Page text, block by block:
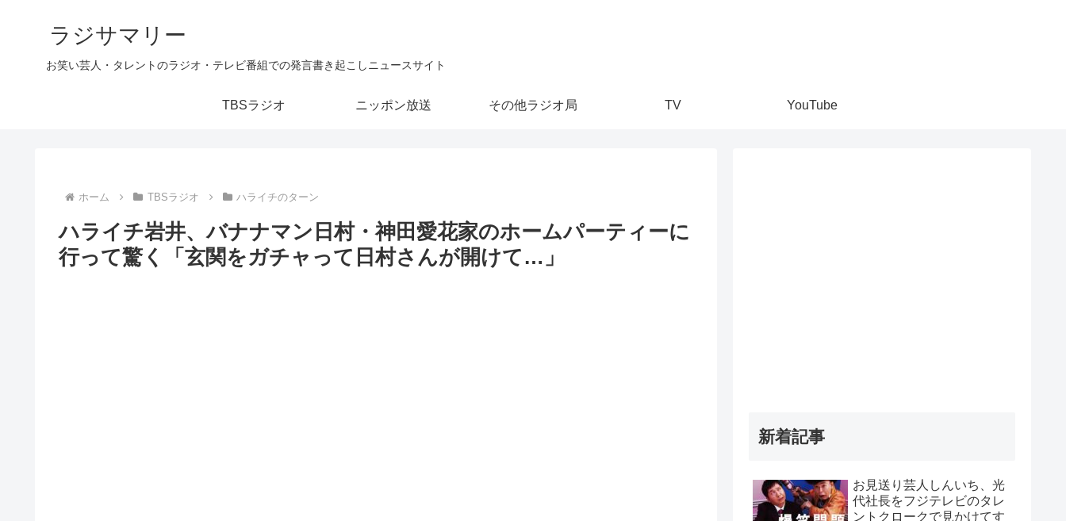
ラジサマリー
お笑い芸人・タレントのラジオ・テレビ番組での発言書き起こしニュースサイト
TBSラジオ ニッポン放送 その他ラジオ局 TV YouTube
ホーム TBSラジオ ハライチのターン
ハライチ岩井、バナナマン日村・神田愛花家のホームパーティーに
行って驚く「玄関をガチャって日村さんが開けて…」
新着記事
お見送り芸人しんいち、光
代社長をフジテレビのタレ
ントクロークで見かけてす